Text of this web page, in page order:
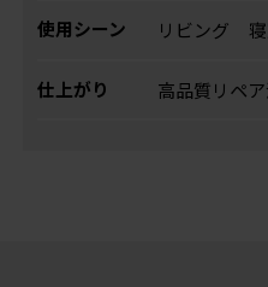
使用シーン リビング
仕上がり 高品質リペ